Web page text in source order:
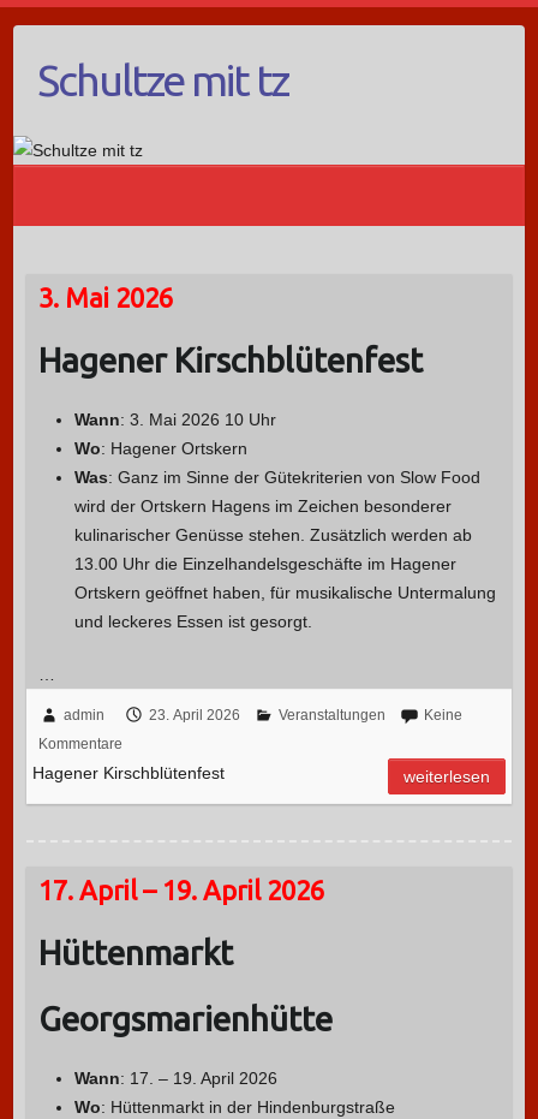
Schultze mit tz
3. Mai 2026
Hagener Kirschblütenfest
Wann: 3. Mai 2026 10 Uhr
Wo: Hagener Ortskern
Was: Ganz im Sinne der Gütekriterien von Slow Food
wird der Ortskern Hagens im Zeichen besonderer
kulinarischer Genüsse stehen. Zusätzlich werden ab
13.00 Uhr die Einzelhandelsgeschäfte im Hagener
Ortskern geöffnet haben, für musikalische Untermalung
und leckeres Essen ist gesorgt.
admin 23. April 2026 Veranstaltungen
Keine
Kommentare
Hagener Kirschblütenfest weiterlesen
17. April – 19. April 2026
Hüttenmarkt
Georgsmarienhütte
Wann: 17. – 19. April 2026
Wo: Hüttenmarkt in der Hindenburgstraße